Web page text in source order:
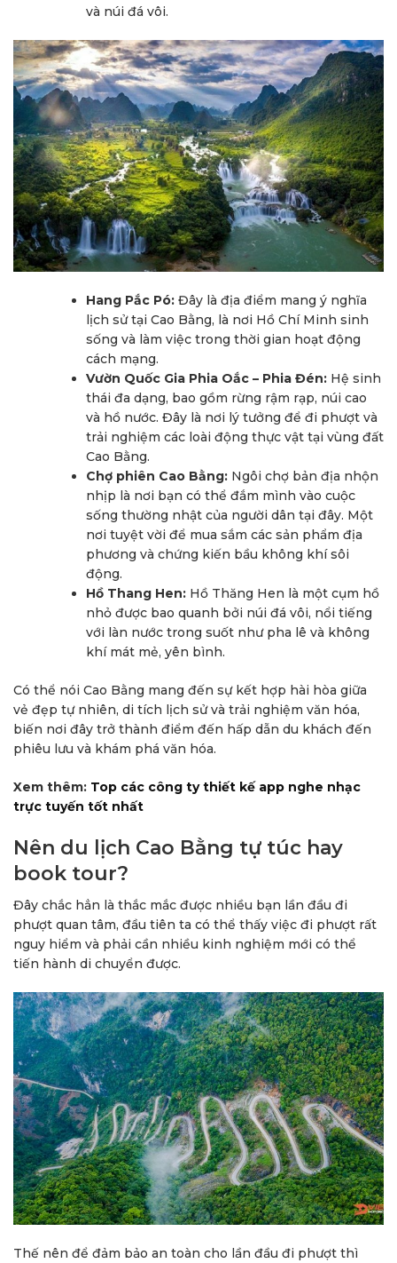
và núi đá vôi.
Hang Pắc Pó: Đây là địa điểm mang ý nghĩa
lịch sử tại Cao Bằng, là nơi Hồ Chí Minh sinh
sống và làm việc trong thời gian hoạt động
cách mạng.
Vườn Quốc Gia Phia Oắc – Phia Đén: Hệ sinh
thái đa dạng, bao gồm rừng rậm rạp, núi cao
và hồ nước. Đây là nơi lý tưởng để đi phượt và
trải nghiệm các loài động thực vật tại vùng đất
Cao Bằng.
Chợ phiên Cao Bằng: Ngôi chợ bản địa nhộn
nhịp là nơi bạn có thể đắm mình vào cuộc
sống thường nhật của người dân tại đây. Một
nơi tuyệt vời để mua sắm các sản phẩm địa
phương và chứng kiến bầu không khí sôi
động.
Hồ Thang Hen: Hồ Thăng Hen là một cụm hồ
nhỏ được bao quanh bởi núi đá vôi, nổi tiếng
với làn nước trong suốt như pha lê và không
khí mát mẻ, yên bình.
Có thể nói Cao Bằng mang đến sự kết hợp hài hòa giữa
vẻ đẹp tự nhiên, di tích lịch sử và trải nghiệm văn hóa,
biến nơi đây trở thành điểm đến hấp dẫn du khách đến
phiêu lưu và khám phá văn hóa.
Xem thêm: Top các công ty thiết kế app nghe nhạc
trực tuyến tốt nhất
Nên du lịch Cao Bằng tự túc hay
book tour?
Đây chắc hẳn là thắc mắc được nhiều bạn lần đầu đi
phượt quan tâm, đầu tiên ta có thể thấy việc đi phượt rất
nguy hiểm và phải cần nhiều kinh nghiệm mới có thể
tiến hành di chuyển được.
Thế nên để đảm bảo an toàn cho lần đầu đi phượt thì